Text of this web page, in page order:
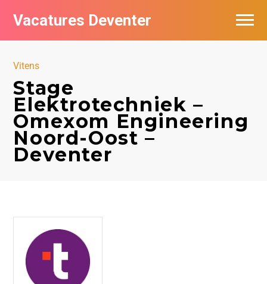
Vacatures Deventer
Vitens
Stage
Elektrotechniek –
Omexom Engineering
Noord-Oost –
Deventer
Vacatures per bedrijf in Deventer
Nieuwsbrief feed